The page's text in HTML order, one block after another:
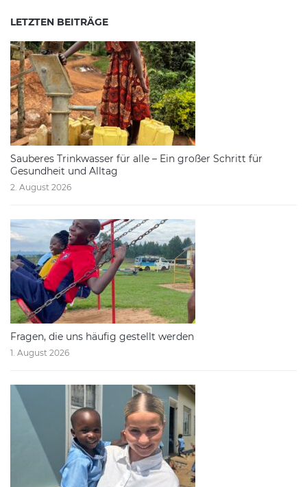
LETZTEN BEITRÄGE
Sauberes Trinkwasser für alle – Ein großer Schritt für
Gesundheit und Alltag
2. August 2026
Fragen, die uns häufig gestellt werden
1. August 2026